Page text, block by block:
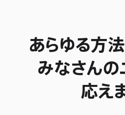
あらゆる方
みなさんの
応え